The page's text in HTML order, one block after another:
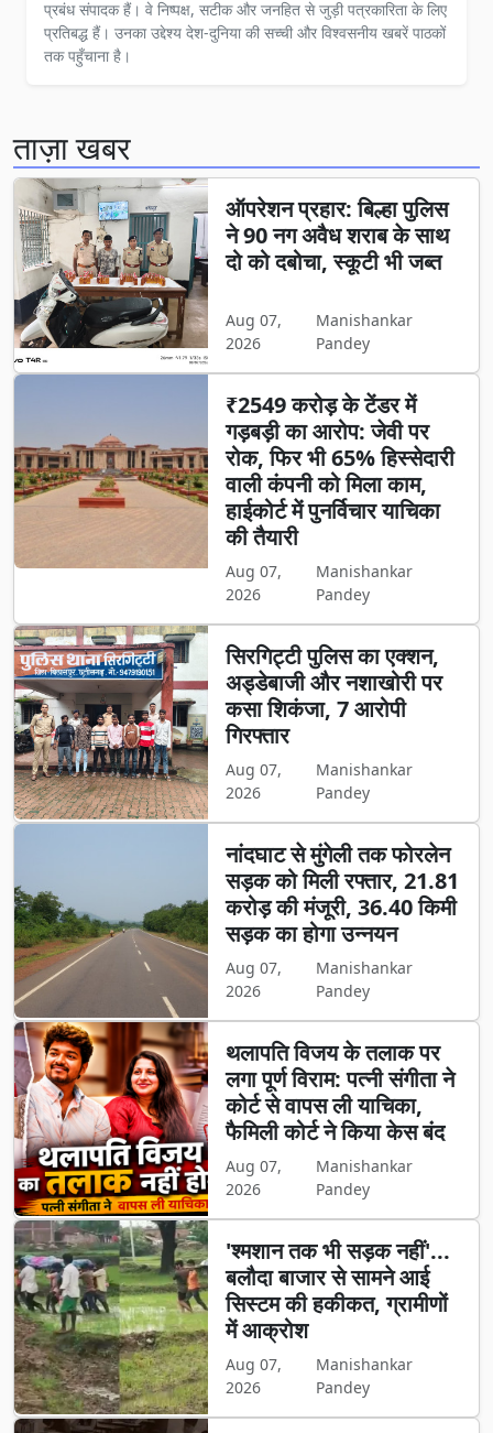
प्रबंध संपादक हैं। वे निष्पक्ष, सटीक और जनहित से जुड़ी पत्रकारिता के लिए
प्रतिबद्ध हैं। उनका उद्देश्य देश-दुनिया की सच्ची और विश्वसनीय खबरें पाठकों
तक पहुँचाना है।
ताज़ा खबर
ऑपरेशन प्रहार: बिल्हा पुलिस
ने 90 नग अवैध शराब के साथ
दो को दबोचा, स्कूटी भी जब्त
Aug 07,
2026
Manishankar
Pandey
₹2549 करोड़ के टेंडर में
गड़बड़ी का आरोप: जेवी पर
रोक, फिर भी 65% हिस्सेदारी
वाली कंपनी को मिला काम,
हाईकोर्ट में पुनर्विचार याचिका
की तैयारी
Aug 07,
2026
Manishankar
Pandey
सिरगिट्टी पुलिस का एक्शन,
अड्डेबाजी और नशाखोरी पर
कसा शिकंजा, 7 आरोपी
गिरफ्तार
Aug 07,
2026
Manishankar
Pandey
नांदघाट से मुंगेली तक फोरलेन
सड़क को मिली रफ्तार, 21.81
करोड़ की मंजूरी, 36.40 किमी
सड़क का होगा उन्नयन
Aug 07,
2026
Manishankar
Pandey
थलापति विजय के तलाक पर
लगा पूर्ण विराम: पत्नी संगीता ने
कोर्ट से वापस ली याचिका,
फैमिली कोर्ट ने किया केस बंद
Aug 07,
2026
Manishankar
Pandey
'श्मशान तक भी सड़क नहीं'...
बलौदा बाजार से सामने आई
सिस्टम की हकीकत, ग्रामीणों
में आक्रोश
Aug 07,
2026
Manishankar
Pandey